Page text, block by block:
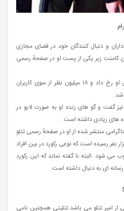
۱۳۹۸ تتلو از هواداران و دنبال کنندگان خود در فضای مجازی
کامنت زیر یکی از پست او در صفحهٔ رسمی
در نهایت این اتفاق توسط طرفداران او رخ داد و ۱۸ میلیون نظر از سوی کاربران
شد .
همچنین در فروردین ماه سال ۱۳۹۹ نیز گفت‌ و گو های زنده او به صورت لایو در
های زیادی داشته است .
منتشر شده از او در صفحهٔ رسمی تتلو
نفر رسیده است که نوعی رکورد در بین افراد
شود .البته نا گفته نماند که این رکورد
رسانه‌ ای به دنبال داشته است .
از امیر تتلو می باشد تتلیتی همچنین نامی